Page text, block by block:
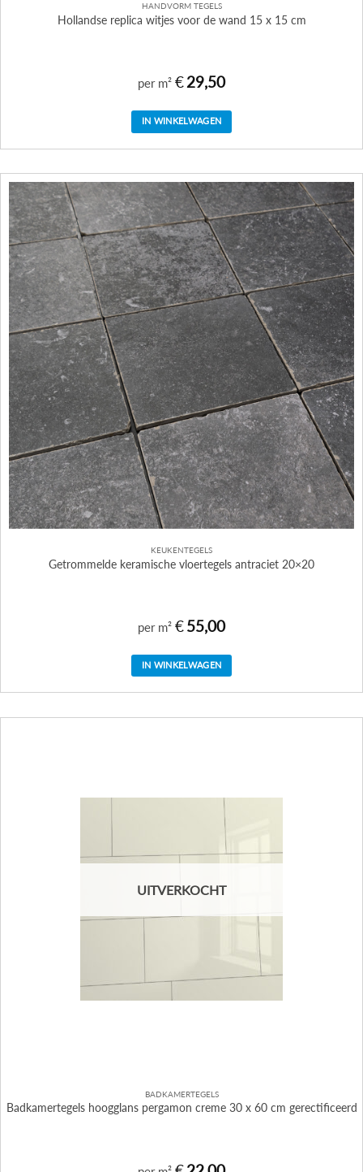
HANDVORM TEGELS
Hollandse replica witjes voor de wand 15 x 15 cm
per m² €29,50
IN WINKELWAGEN
KEUKENTEGELS
Getrommelde keramische vloertegels antraciet 20×20
per m² €55,00
IN WINKELWAGEN
UITVERKOCHT
BADKAMERTEGELS
Badkamertegels hoogglans pergamon creme 30 x 60 cm gerectificeerd